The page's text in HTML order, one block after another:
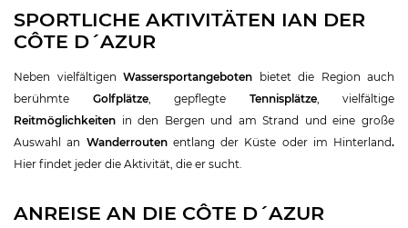
SPORTLICHE AKTIVITÄTEN IAN DER
CÔTE D´AZUR
Neben vielfältigen Wassersportangeboten
bietet die Region auch
berühmte Golfplätze, gepflegte Tennisplätze, vielfältige
Reitmöglichkeiten in den Bergen und am Strand und eine große
Auswahl an Wanderrouten entlang der Küste oder im Hinterland.
Hier findet jeder die Aktivität, die er sucht.
ANREISE AN DIE CÔTE D´AZUR